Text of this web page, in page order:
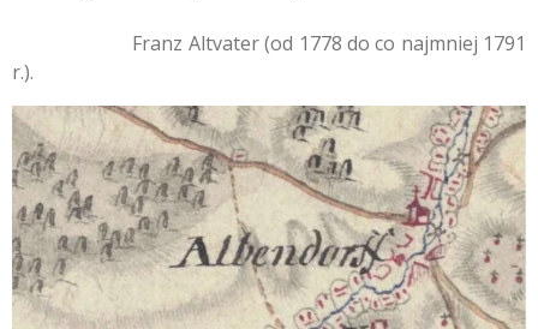
Franz Altvater (od 1778 do co najmniej 1791
r.).